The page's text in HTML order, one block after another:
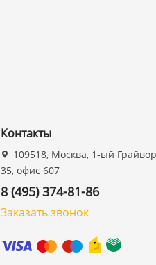
Контакты
109518, Москва, 1-ый
35, офис 607
8 (495) 374-81-86
Заказать звонок